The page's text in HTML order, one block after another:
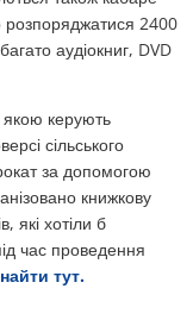
шуму
ремонту
планування
VG WorksОттерсхайм
Вайтерсвайлер
Целлерталь
2400
аудіокниг, DVD
якою керують
сільського
за допомогою
книжкову
які хотіли б
час проведення
тут.